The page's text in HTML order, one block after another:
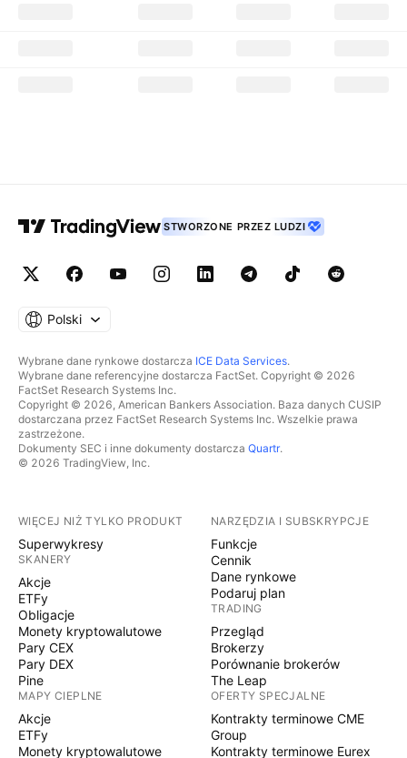
STWORZONE PRZEZ LUDZI
Polski
Wybrane dane rynkowe dostarcza ICE Data Services.
Wybrane dane referencyjne dostarcza FactSet. Copyright © 2026
FactSet Research Systems Inc.
Copyright © 2026, American Bankers Association. Baza danych CUSIP
dostarczana przez FactSet Research Systems Inc. Wszelkie prawa
zastrzeżone.
Dokumenty SEC i inne dokumenty dostarcza Quartr.
© 2026 TradingView, Inc.
WIĘCEJ NIŻ TYLKO PRODUKT
Superwykresy
SKANERY
Akcje
ETFy
Obligacje
Monety kryptowalutowe
Pary CEX
Pary DEX
Pine
MAPY CIEPLNE
Akcje
ETFy
Monety kryptowalutowe
NARZĘDZIA I SUBSKRYPCJE
Funkcje
Cennik
Dane rynkowe
Podaruj plan
TRADING
Przegląd
Brokerzy
Porównanie brokerów
The Leap
OFERTY SPECJALNE
Kontrakty terminowe CME
Group
Kontrakty terminowe Eurex